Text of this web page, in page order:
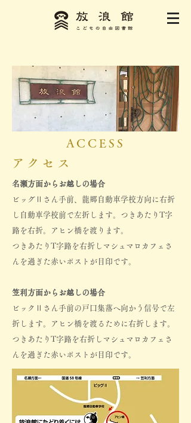
ACCESS
アクセス
名瀬方面からお越しの場合
ビッグⅡさん手前、龍郷自動車学校方向に右折
し​自動車学校前で左折します。つきあたりT字
路を右折。アヒン橋を渡ります。
つきあたりT字路を右折しマシュマロカフェさ
んを過ぎた赤いポストが目印です。
笠利方面からお越しの場合
ビックⅡさん手前の戸口集落へ向かう信号で左
折します。アヒン橋を渡るために右折します。
つきあたりT字路を右折しマシュマロカフェさ
んを過ぎた赤いポストが目印です。